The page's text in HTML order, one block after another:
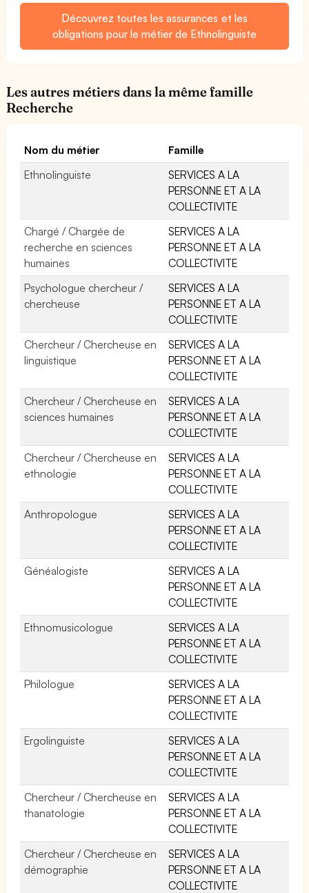
Découvrez toutes les assurances et les
obligations pour le métier de Ethnolinguiste
Les autres métiers dans la même famille
Recherche
Nom du métier
Famille
Ethnolinguiste
SERVICES A LA
PERSONNE ET A LA
COLLECTIVITE
Chargé / Chargée de
recherche en sciences
humaines
SERVICES A LA
PERSONNE ET A LA
COLLECTIVITE
Psychologue chercheur /
chercheuse
SERVICES A LA
PERSONNE ET A LA
COLLECTIVITE
Chercheur / Chercheuse en
linguistique
SERVICES A LA
PERSONNE ET A LA
COLLECTIVITE
Chercheur / Chercheuse en
sciences humaines
SERVICES A LA
PERSONNE ET A LA
COLLECTIVITE
Chercheur / Chercheuse en
ethnologie
SERVICES A LA
PERSONNE ET A LA
COLLECTIVITE
Anthropologue
SERVICES A LA
PERSONNE ET A LA
COLLECTIVITE
Généalogiste
SERVICES A LA
PERSONNE ET A LA
COLLECTIVITE
Ethnomusicologue
SERVICES A LA
PERSONNE ET A LA
COLLECTIVITE
Philologue
SERVICES A LA
PERSONNE ET A LA
COLLECTIVITE
Ergolinguiste
SERVICES A LA
PERSONNE ET A LA
COLLECTIVITE
Chercheur / Chercheuse en
thanatologie
SERVICES A LA
PERSONNE ET A LA
COLLECTIVITE
Chercheur / Chercheuse en
démographie
SERVICES A LA
PERSONNE ET A LA
COLLECTIVITE